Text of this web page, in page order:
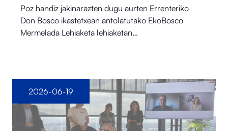
Poz handiz jakinarazten dugu aurten Errenteriko
Don Bosco ikastetxean antolatutako EkoBosco
Mermelada Lehiaketa lehiaketan…
2026-06-19